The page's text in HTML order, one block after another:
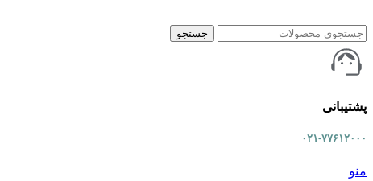
جستجو
پشتیبانی
۰۲۱-۷۷۶۱۲۰۰۰
منو